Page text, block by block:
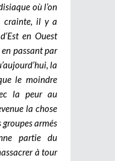
où l’on
crainte, il y a
en Ouest
passant par
la
le moindre
la peur au
la chose
armés
partie du
à tour